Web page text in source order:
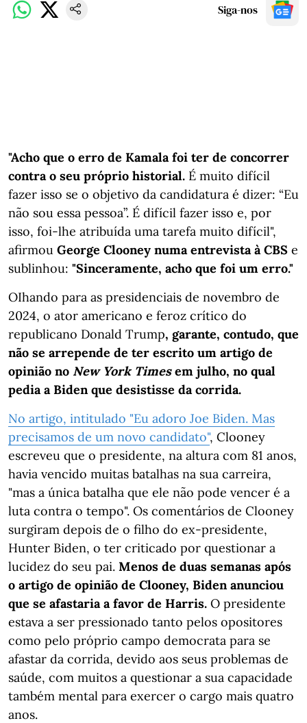
Siga-nos
"Acho que o erro de Kamala foi ter de concorrer
contra o seu próprio historial. É muito difícil
fazer isso se o objetivo da candidatura é dizer: “Eu
não sou essa pessoa”. É difícil fazer isso e, por
isso, foi-lhe atribuída uma tarefa muito difícil",
afirmou George Clooney numa entrevista à CBS e
sublinhou: "Sinceramente, acho que foi um erro."
OIhando para as presidenciais de novembro de
2024, o ator americano e feroz crítico do
republicano Donald Trump, garante, contudo, que
não se arrepende de ter escrito um artigo de
opinião no New York Timesem julho, no qual
pedia a Biden que desistisse da corrida.
No artigo, intitulado "Eu adoro Joe Biden. Mas
precisamos de um novo candidato", Clooney
escreveu que o presidente, na altura com 81 anos,
havia vencido muitas batalhas na sua carreira,
"mas a única batalha que ele não pode vencer é a
luta contra o tempo". Os comentários de Clooney
surgiram depois de o filho do ex-presidente,
Hunter Biden, o ter criticado por questionar a
lucidez do seu pai. Menos de duas semanas após
o artigo de opinião de Clooney, Biden anunciou
que se afastaria a favor de Harris. O presidente
estava a ser pressionado tanto pelos opositores
como pelo próprio campo democrata para se
afastar da corrida, devido aos seus problemas de
saúde, com muitos a questionar a sua capacidade
também mental para exercer o cargo mais quatro
anos.